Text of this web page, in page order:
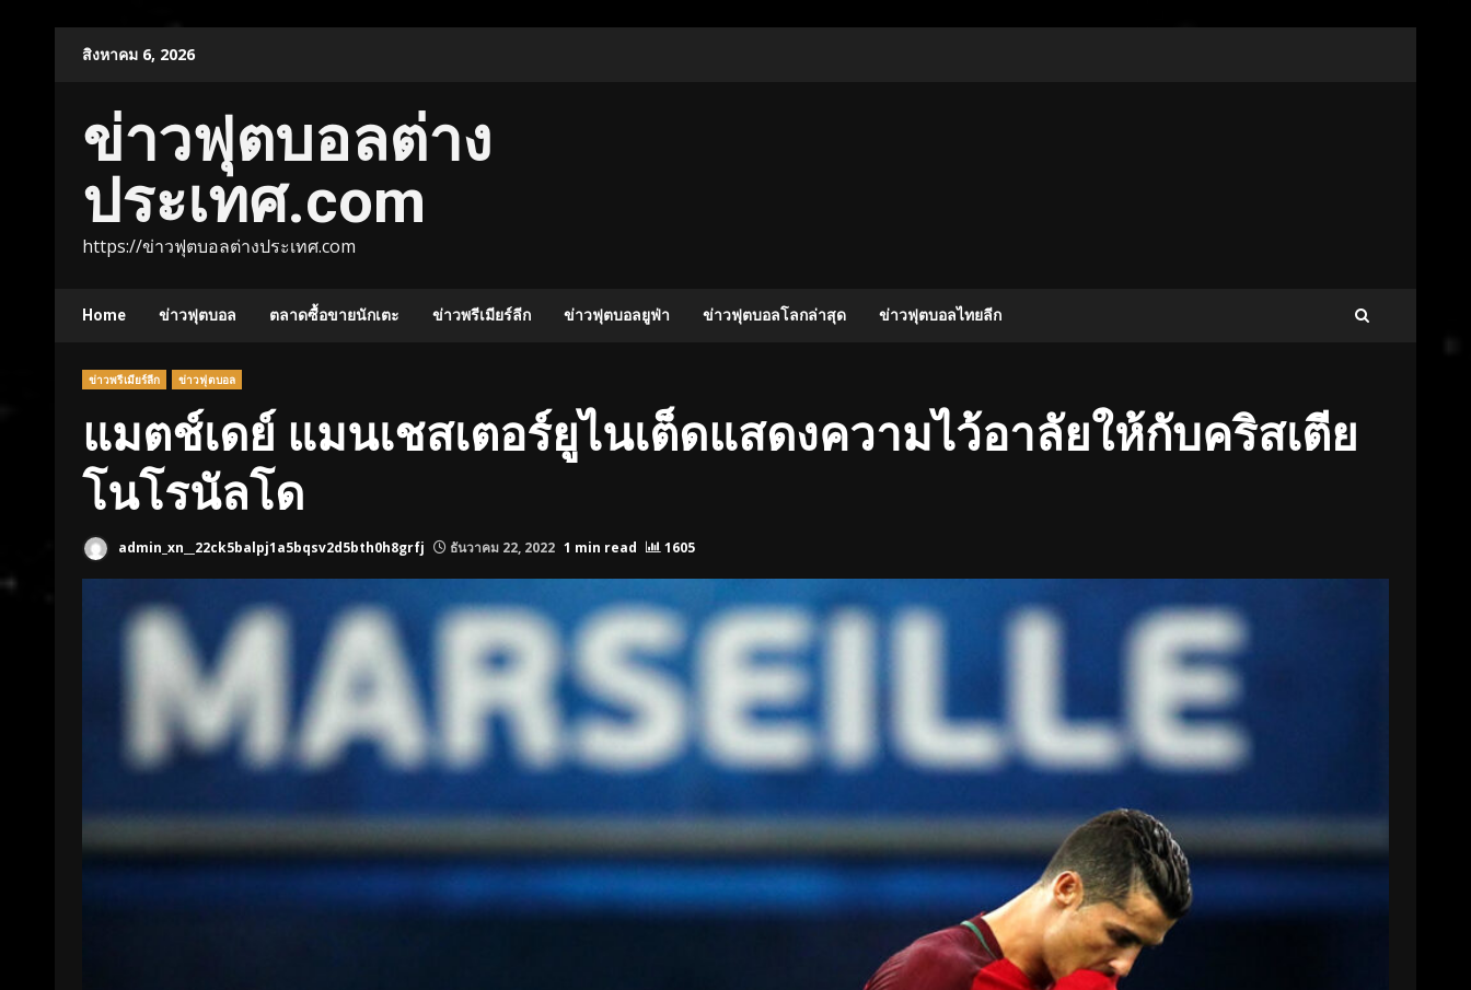
สิงหาคม 6, 2026
ข่าวฟุตบอลต่าง
ประเทศ.com
https://ข่าวฟุตบอลต่างประเทศ.com
Home ข่าวฟุตบอล ตลาดซื้อขายนักเตะ ข่าวพรีเมียร์ลีก ข่าวฟุตบอลยูฟ่า ข่าวฟุตบอลโลกล่าสุด ข่าวฟุตบอลไทยลีก
ข่าวพรีเมียร์ลีก ข่าวฟุตบอล
แมตช์เดย์ แมนเชสเตอร์ยูไนเต็ดแสดงความไว้อาลัยให้กับคริสเตีย
โนโรนัลโด
admin_xn__22ck5balpj1a5bqsv2d5bth0h8grfj ธันวาคม 22, 2022 1 min read 1605